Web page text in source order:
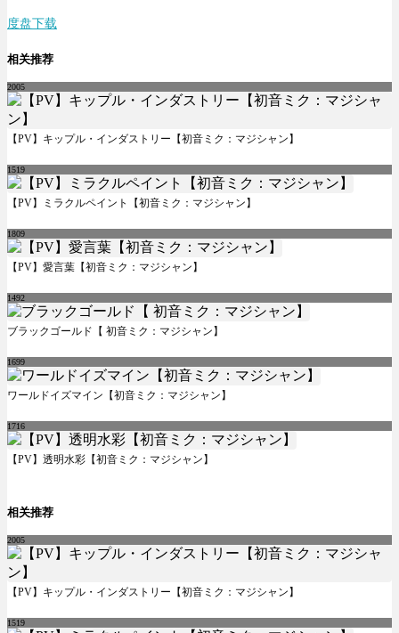
度盘下载
相关推荐
2005
【PV】キップル・インダストリー【初音ミク：マジシャン】
1519
【PV】ミラクルペイント【初音ミク：マジシャン】
1809
【PV】愛言葉【初音ミク：マジシャン】
1492
ブラックゴールド【 初音ミク：マジシャン】
1699
ワールドイズマイン【初音ミク：マジシャン】
1716
【PV】透明水彩【初音ミク：マジシャン】
相关推荐
2005
【PV】キップル・インダストリー【初音ミク：マジシャン】
1519